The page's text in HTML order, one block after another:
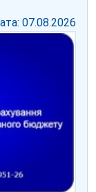
07.08.2026